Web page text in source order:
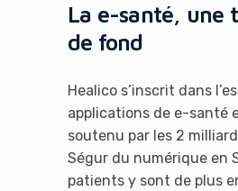
La e-santé, une
de fond
Healico s’inscrit dans
applications de e-santé
soutenu par les 2
Ségur du numérique en
patients y sont de plus